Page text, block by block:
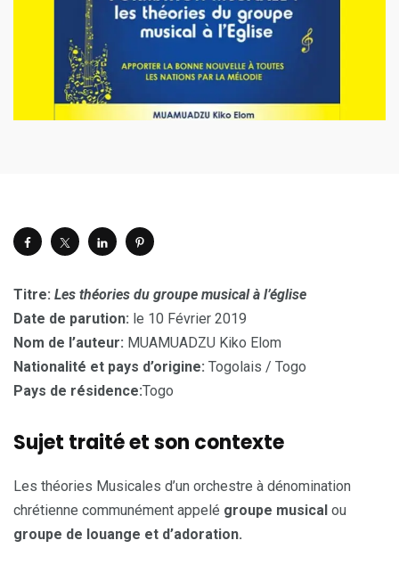
Titre: Les théories du groupe musical à l’église
Date de parution: le 10 Février 2019
Nom de l’auteur: MUAMUADZU Kiko Elom
Nationalité et pays d’origine: Togolais / Togo
Pays de résidence:Togo
Sujet traité et son contexte
Les théories Musicales d’un orchestre à dénomination
chrétienne communément appelé groupe musical ou
groupe de louange et d’adoration.